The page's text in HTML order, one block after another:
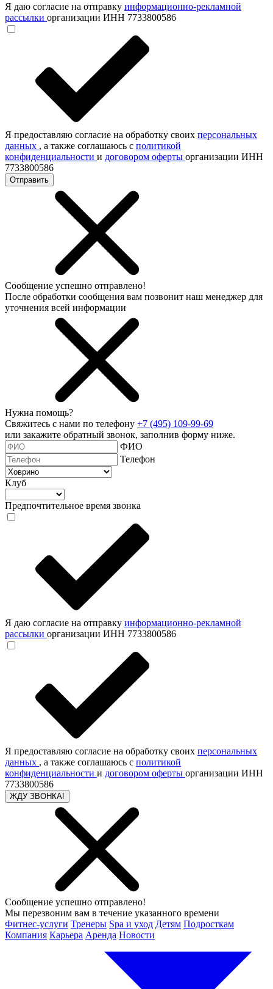
Я даю согласие на отправку информационно-рекламной
рассылки организации ИНН 7733800586
Я предоставляю согласие на обработку своих персональных
данных , а также соглашаюсь с политикой
конфиденциальности и договором оферты организации ИНН
7733800586
Отправить
Сообщение успешно отправлено!
После обработки сообщения вам позвонит наш менеджер для
уточнения всей информации
Нужна помощь?
Свяжитесь с нами по телефону +7 (495) 109-99-69
или закажите обратный звонок, заполнив форму ниже.
ФИО
Телефон
Клуб
Предпочтительное время звонка
Я даю согласие на отправку информационно-рекламной
рассылки организации ИНН 7733800586
Я предоставляю согласие на обработку своих персональных
данных , а также соглашаюсь с политикой
конфиденциальности и договором оферты организации ИНН
7733800586
ЖДУ ЗВОНКА!
Сообщение успешно отправлено!
Мы перезвоним вам в течение указанного времени
Фитнес-услуги Тренеры Spa и уход Детям Подросткам
Компания Карьера Аренда Новости